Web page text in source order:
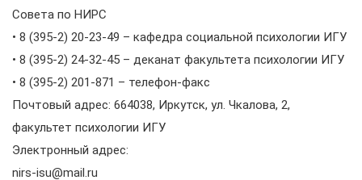
Совета по НИРС
• 8 (395-2) 20-23-49 – кафедра социальной психологии ИГУ
• 8 (395-2) 24-32-45 – деканат факультета психологии ИГУ
• 8 (395-2) 201-871 – телефон-факс
Почтовый адрес: 664038, Иркутск, ул. Чкалова, 2,
факультет психологии ИГУ
Электронный адрес:
nirs-isu@mail.ru